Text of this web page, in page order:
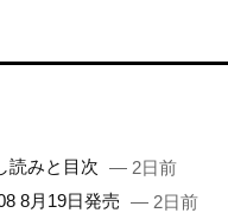
読みと目次 — 2日前
8月19日発売 — 2日前